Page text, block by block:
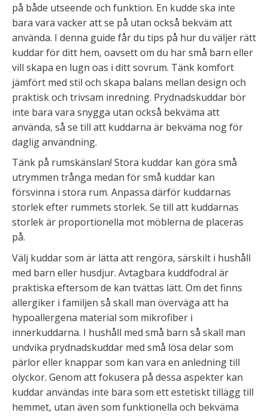
på både utseende och funktion. En kudde ska inte
bara vara vacker att se på utan också bekväm att
använda. I denna guide får du tips på hur du väljer rätt
kuddar för ditt hem, oavsett om du har små barn eller
vill skapa en lugn oas i ditt sovrum. Tänk komfort
jämfört med stil och skapa balans mellan design och
praktisk och trivsam inredning. Prydnadskuddar bör
inte bara vara snygga utan också bekväma att
använda, så se till att kuddarna är bekväma nog för
daglig användning.
Tänk på rumskänslan! Stora kuddar kan göra små
utrymmen trånga medan för små kuddar kan
försvinna i stora rum. Anpassa därför kuddarnas
storlek efter rummets storlek. Se till att kuddarnas
storlek är proportionella mot möblerna de placeras
på.
Välj kuddar som är lätta att rengöra, särskilt i hushåll
med barn eller husdjur. Avtagbara kuddfodral är
praktiska eftersom de kan tvättas lätt. Om det finns
allergiker i familjen så skall man överväga att ha
hypoallergena material som mikrofiber i
innerkuddarna. I hushåll med små barn så skall man
undvika prydnadskuddar med små lösa delar som
pärlor eller knappar som kan vara en anledning till
olyckor. Genom att fokusera på dessa aspekter kan
kuddar användas inte bara som ett estetiskt tillägg till
hemmet, utan även som funktionella och bekväma